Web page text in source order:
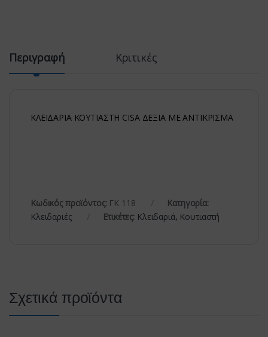
Περιγραφή Κριτικές
ΚΛΕΙΔΑΡΙΑ ΚΟΥΤΙΑΣΤΗ CISA ΔΕΞΙΑ ΜΕ ΑΝΤΙΚΡΙΣΜΑ
Κωδικός προϊόντος: ΓΚ 118
Κατηγορία:
Κλειδαριές
Ετικέτες: Κλειδαριά, Κουτιαστή
Σχετικά προϊόντα